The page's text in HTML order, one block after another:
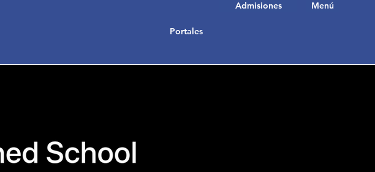
Portales
Menú
Admisiones